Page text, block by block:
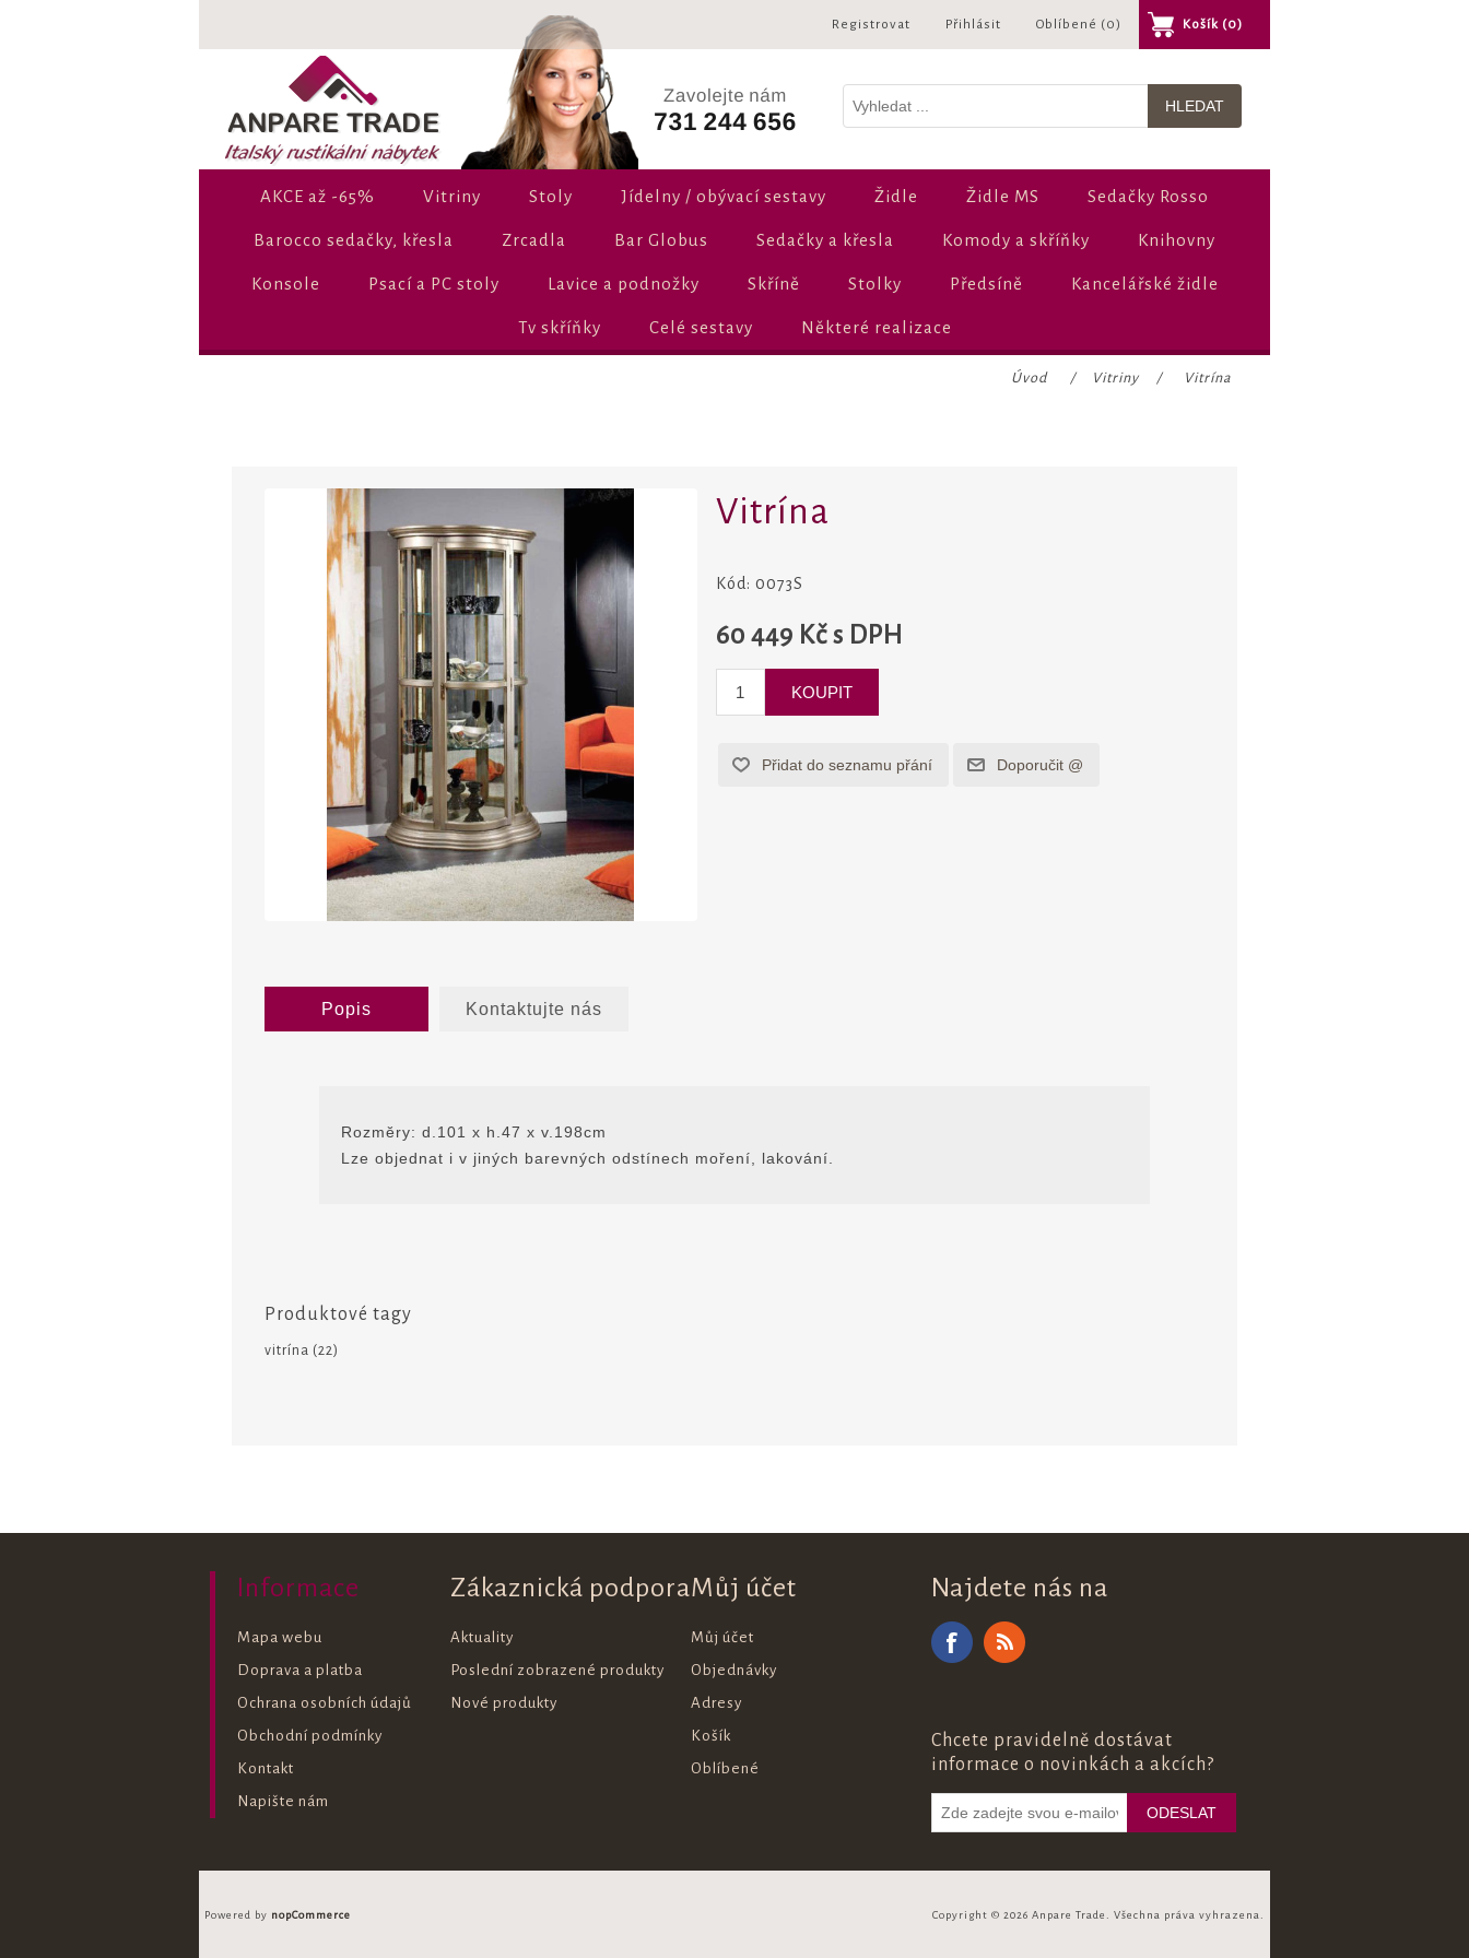
Registrovat Přihlásit Oblíbené (0) Košík (0)
AKCE až -65% Vitriny Stoly Jídelny / obývací sestavy Židle Židle MS Sedačky Rosso
Barocco sedačky, křesla Zrcadla Bar Globus Sedačky a křesla Komody a skříňky Knihovny
Konsole Psací a PC stoly Lavice a podnožky Skříně Stolky Předsíně Kancelářské židle
Tv skříňky Celé sestavy Některé realizace
Úvod / Vitriny / Vitrína
Vitrína
Kód: 0073S
60 449 Kč s DPH
Popis Kontaktujte nás
Rozmĕry: d.101 x h.47 x v.198cm
Lze objednat i v jiných barevných odstínech moření, lakování.
Produktové tagy
vitrína (22)
Informace
Mapa webu
Doprava a platba
Ochrana osobních údajů
Obchodní podmínky
Kontakt
Napište nám
Zákaznická podpora
Aktuality
Poslední zobrazené produkty
Nové produkty
Můj účet
Můj účet
Objednávky
Adresy
Košík
Oblíbené
Najdete nás na
Chcete pravidelně dostávat
informace o novinkách a akcích?
Copyright © 2026 Anpare Trade. Všechna práva vyhrazena.
Powered by nopCommerce